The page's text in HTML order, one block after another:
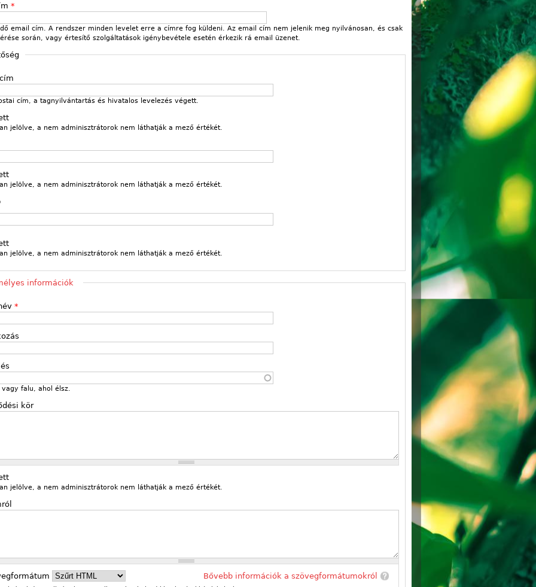
*
email cím. A rendszer minden levelet erre a címre fog küldeni. Az email cím nem jelenik meg nyilvánosan, és csak
során, vagy értesítő szolgáltatások igénybevétele esetén érkezik rá email üzenet.
cím, a tagnyilvántartás és hivatalos levelezés végett.
jelölve, a nem adminisztrátorok nem láthatják a mező értékét.
jelölve, a nem adminisztrátorok nem láthatják a mező értékét.
jelölve, a nem adminisztrátorok nem láthatják a mező értékét.
információk
*
falu, ahol élsz.
kör
jelölve, a nem adminisztrátorok nem láthatják a mező értékét.
Bővebb információk a szövegformátumokról